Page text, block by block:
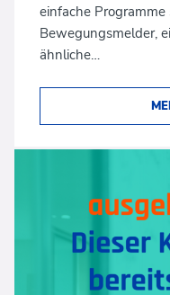
einfache
Bewegungsmelder,
ähnliche…